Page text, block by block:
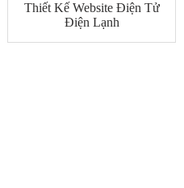
Thiết Kế Website Điện Tử
Điện Lạnh